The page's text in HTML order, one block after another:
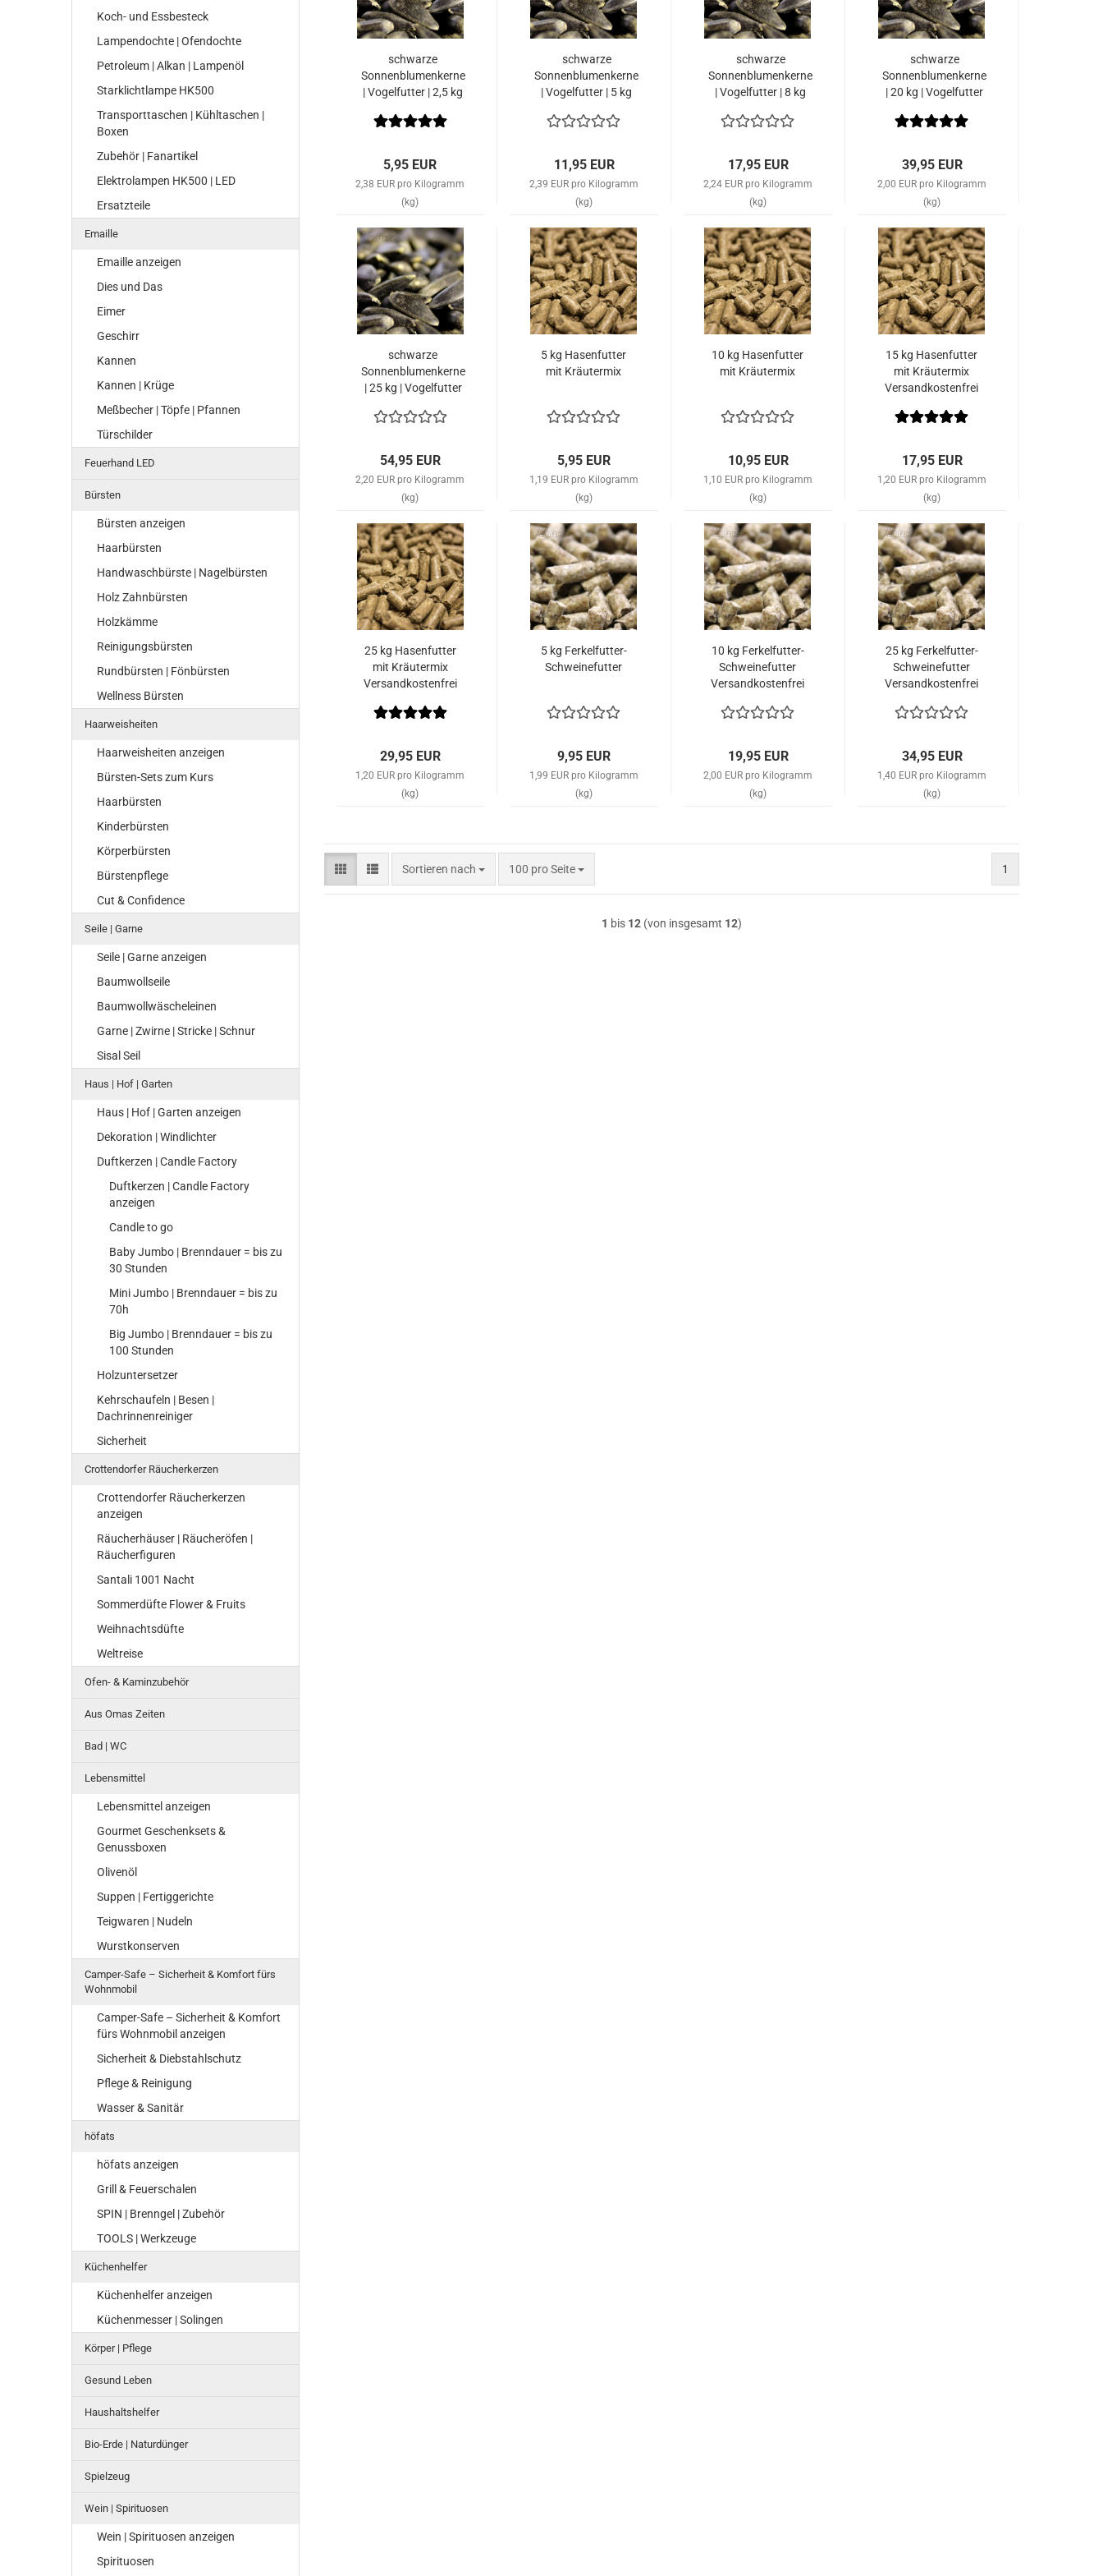
schwarze
Sonnenblumenkerne
| Vogelfutter | 2,5 kg
5,95 EUR
2,38 EUR pro Kilogramm
(kg)
schwarze
Sonnenblumenkerne
| Vogelfutter | 5 kg
11,95 EUR
2,39 EUR pro Kilogramm
(kg)
schwarze
Sonnenblumenkerne
| Vogelfutter | 8 kg
17,95 EUR
2,24 EUR pro Kilogramm
(kg)
schwarze
Sonnenblumenkerne
| 20 kg | Vogelfutter
innerhalb von
39,95 EUR
2,00 EUR pro Kilogramm
(kg)
schwarze
Sonnenblumenkerne
| 25 kg | Vogelfutter
innerhalb von
54,95 EUR
2,20 EUR pro Kilogramm
(kg)
5 kg Hasenfutter
mit Kräutermix
5,95 EUR
1,19 EUR pro Kilogramm
(kg)
10 kg Hasenfutter
mit Kräutermix
10,95 EUR
1,10 EUR pro Kilogramm
(kg)
15 kg Hasenfutter
mit Kräutermix
Versandkostenfrei
17,95 EUR
1,20 EUR pro Kilogramm
(kg)
25 kg Hasenfutter
mit Kräutermix
Versandkostenfrei
Deutschland
29,95 EUR
1,20 EUR pro Kilogramm
(kg)
5 kg Ferkelfutter-
Schweinefutter
9,95 EUR
1,99 EUR pro Kilogramm
(kg)
10 kg Ferkelfutter-
Schweinefutter
Versandkostenfrei
Deutschland
19,95 EUR
2,00 EUR pro Kilogramm
(kg)
25 kg Ferkelfutter-
Schweinefutter
Versandkostenfrei
Deutschland
34,95 EUR
1,40 EUR pro Kilogramm
(kg)
Sortieren nach
Sortieren nach 100 pro Seite
pro Seite 1
1 bis 12(von insgesamt 12)
Koch- und Essbesteck
Lampendochte | Ofendochte
Petroleum | Alkan | Lampenöl
Starklichtlampe HK500
Transporttaschen | Kühltaschen |
Boxen
Zubehör | Fanartikel
Elektrolampen HK500 | LED
Ersatzteile
Emaille
Emaille anzeigen
Dies und Das
Eimer
Geschirr
Kannen
Kannen | Krüge
Meßbecher | Töpfe | Pfannen
Türschilder
Feuerhand LED
Bürsten
Bürsten anzeigen
Haarbürsten
Handwaschbürste | Nagelbürsten
Holz Zahnbürsten
Holzkämme
Reinigungsbürsten
Rundbürsten | Fönbürsten
Wellness Bürsten
Haarweisheiten
Haarweisheiten anzeigen
Bürsten-Sets zum Kurs
Haarbürsten
Kinderbürsten
Körperbürsten
Bürstenpflege
Cut & Confidence
Seile | Garne
Seile | Garne anzeigen
Baumwollseile
Baumwollwäscheleinen
Garne | Zwirne | Stricke | Schnur
Sisal Seil
Haus | Hof | Garten
Haus | Hof | Garten anzeigen
Dekoration | Windlichter
Duftkerzen | Candle Factory
Duftkerzen | Candle Factory
anzeigen
Candle to go
Baby Jumbo | Brenndauer = bis zu
30 Stunden
Mini Jumbo | Brenndauer = bis zu
70h
Big Jumbo | Brenndauer = bis zu
100 Stunden
Holzuntersetzer
Kehrschaufeln | Besen |
Dachrinnenreiniger
Sicherheit
Crottendorfer Räucherkerzen
Crottendorfer Räucherkerzen
anzeigen
Räucherhäuser | Räucheröfen |
Räucherfiguren
Santali 1001 Nacht
Sommerdüfte Flower & Fruits
Weihnachtsdüfte
Weltreise
Ofen- & Kaminzubehör
Aus Omas Zeiten
Bad | WC
Lebensmittel
Lebensmittel anzeigen
Gourmet Geschenksets &
Genussboxen
Olivenöl
Suppen | Fertiggerichte
Teigwaren | Nudeln
Wurstkonserven
Camper-Safe – Sicherheit & Komfort fürs
Wohnmobil
Camper-Safe – Sicherheit & Komfort
fürs Wohnmobil anzeigen
Sicherheit & Diebstahlschutz
Pflege & Reinigung
Wasser & Sanitär
höfats
höfats anzeigen
Grill & Feuerschalen
SPIN | Brenngel | Zubehör
TOOLS | Werkzeuge
Küchenhelfer
Küchenhelfer anzeigen
Küchenmesser | Solingen
Körper | Pflege
Gesund Leben
Haushaltshelfer
Bio-Erde | Naturdünger
Spielzeug
Wein | Spirituosen
Wein | Spirituosen anzeigen
Spirituosen